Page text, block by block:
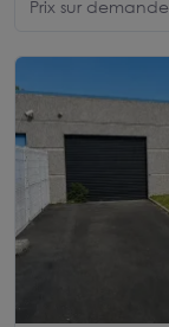
Prix sur demande